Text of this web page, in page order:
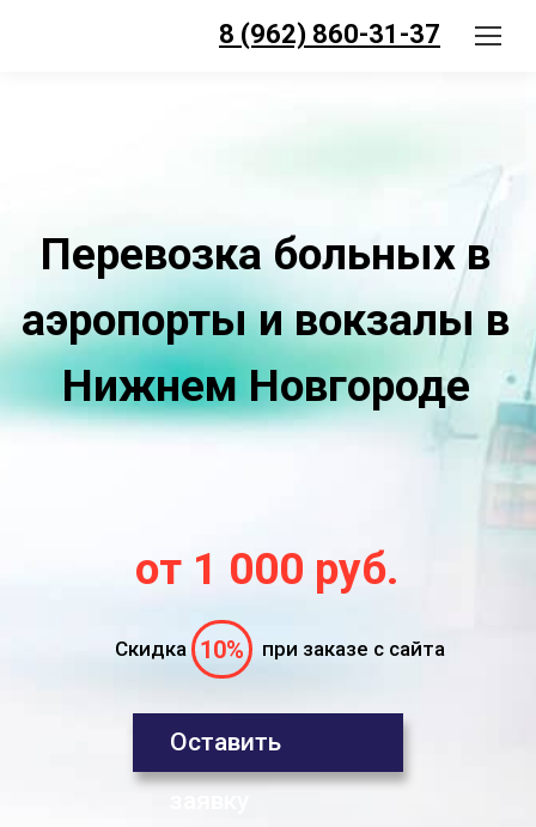
8 (962) 860-31-37
10%
Скидка
от 1 000 руб.
при заказе с сайта
Оставить
Перевозка больных в
аэропорты и вокзалы в
Нижнем Новгороде